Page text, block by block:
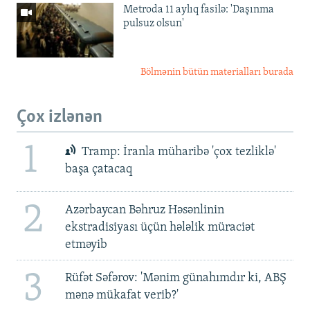
Metroda 11 aylıq fasilə: 'Daşınma
pulsuz olsun'
Bölmənin bütün materialları burada
Çox izlənən
1
Tramp: İranla müharibə 'çox tezliklə'
başa çatacaq
2
Azərbaycan Bəhruz Həsənlinin
ekstradisiyası üçün hələlik müraciət
etməyib
3
Rüfət Səfərov: 'Mənim günahımdır ki, ABŞ
mənə mükafat verib?'